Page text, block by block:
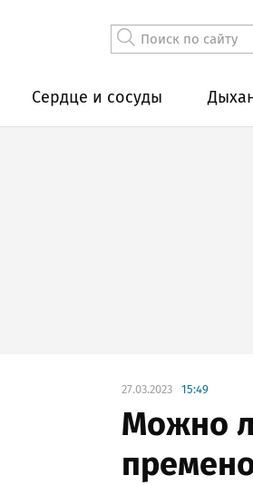
Сердце и сосуды
27.03.2023 15:49
Можно